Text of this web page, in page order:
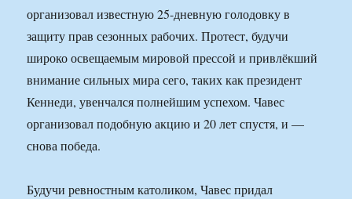
организовал известную 25-дневную голодовку в
защиту прав сезонных рабочих. Протест, будучи
широко освещаемым мировой прессой и привлёкший
внимание сильных мира сего, таких как президент
Кеннеди, увенчался полнейшим успехом. Чавес
организовал подобную акцию и 20 лет спустя, и —
снова победа.
Будучи ревностным католиком, Чавес придал